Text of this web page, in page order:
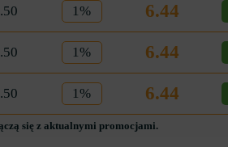
1% 6.44
1% 6.44
1% 6.44
się z aktualnymi promocjami.